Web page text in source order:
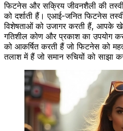
फिटनेस और सक्रिय जीवनशैली की
को दर्शाती हैं। एआई-जनित फिटनेस
विशेषताओं को उजागर करती हैं, आपके
गतिशील कोण और प्रकाश का उपयोग
को आकर्षित करती हैं जो फिटनेस को
तलाश में हैं जो समान रुचियों को साझा